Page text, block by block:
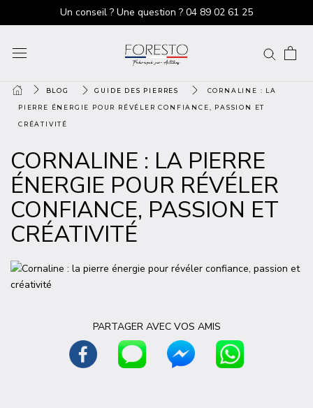
Un conseil ? Une question ? 04 89 02 61 25
BLOG GUIDE DES PIERRES CORNALINE : LA
PIERRE ÉNERGIE POUR RÉVÉLER CONFIANCE, PASSION ET
CRÉATIVITÉ
CORNALINE : LA PIERRE
ÉNERGIE POUR RÉVÉLER
CONFIANCE, PASSION ET
CRÉATIVITÉ
PARTAGER AVEC VOS AMIS